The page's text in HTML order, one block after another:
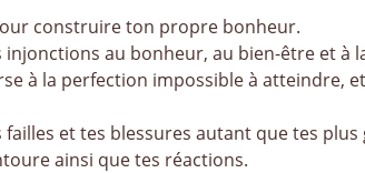
construire ton propre bonheur.
au bonheur, au bien-être et à
à la perfection impossible à atteindre,
et tes blessures autant que tes
ainsi que tes réactions.